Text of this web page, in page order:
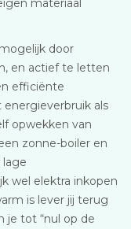
materiaal
door
en actief te letten
efficiënte
als
opwekken van
zonne-boiler en
wel elektra inkopen
is lever jij terug
je tot “nul op de